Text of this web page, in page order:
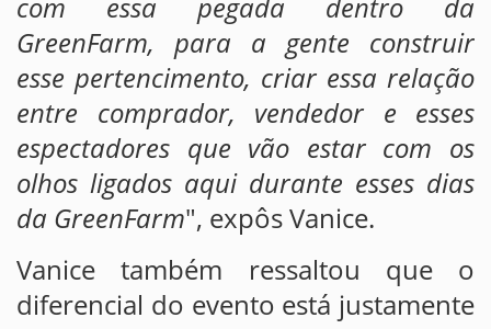
GreenFarm, para a gente construir
esse pertencimento, criar essa relação
entre comprador, vendedor e esses
espectadores que vão estar com os
olhos ligados aqui durante esses dias
da GreenFarm", expôs Vanice.
Vanice também ressaltou que o
diferencial do evento está justamente